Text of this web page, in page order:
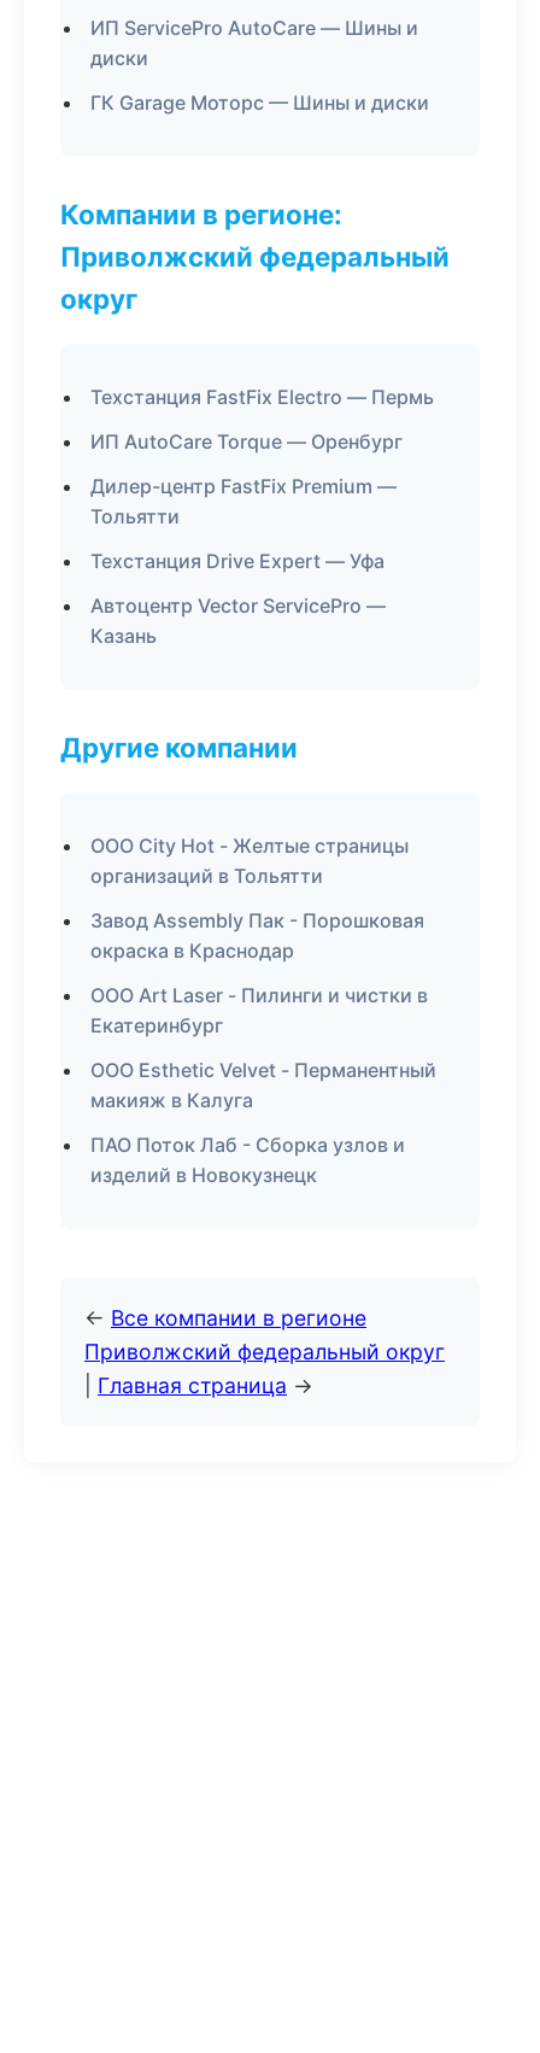
ИП ServicePro AutoCare — Шины и
диски
ГК Garage Моторс — Шины и диски
Компании в регионе:
Приволжский федеральный
округ
Техстанция FastFix Electro — Пермь
ИП AutoCare Torque — Оренбург
Дилер-центр FastFix Premium —
Тольятти
Техстанция Drive Expert — Уфа
Автоцентр Vector ServicePro —
Казань
Другие компании
ООО City Hot - Желтые страницы
организаций в Тольятти
Завод Assembly Пак - Порошковая
окраска в Краснодар
ООО Art Laser - Пилинги и чистки в
Екатеринбург
ООО Esthetic Velvet - Перманентный
макияж в Калуга
ПАО Поток Лаб - Сборка узлов и
изделий в Новокузнецк
← Все компании в регионе
Приволжский федеральный округ
Главная страница →